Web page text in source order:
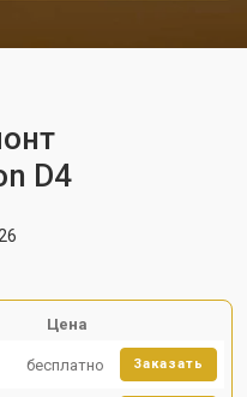
D4
Цена
бесплатно Заказать